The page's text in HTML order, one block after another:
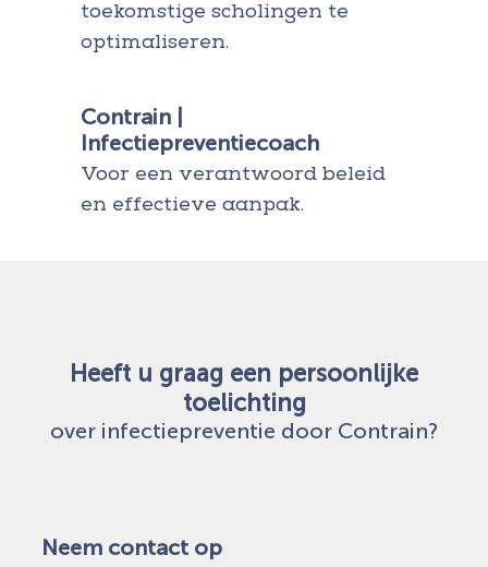
toekomstige scholingen te
optimaliseren.
Contrain |
Infectiepreventiecoach
Voor een verantwoord beleid
en effectieve aanpak.
Heeft u graag een persoonlijke
toelichting
over infectiepreventie door Contrain?
Neem contact op